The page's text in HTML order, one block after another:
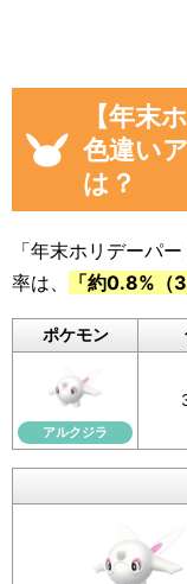
「現時点の
始後)」か
つけた数」
るようにな
モンに遭遇
入力いただ
の内容は画
のログに公
画像を保存
r）などSNS
イベント参加
【年末
色違い
は？
「年末ホリデーパ
率は、
「約0.8%（
ポケモン
アルクジラ